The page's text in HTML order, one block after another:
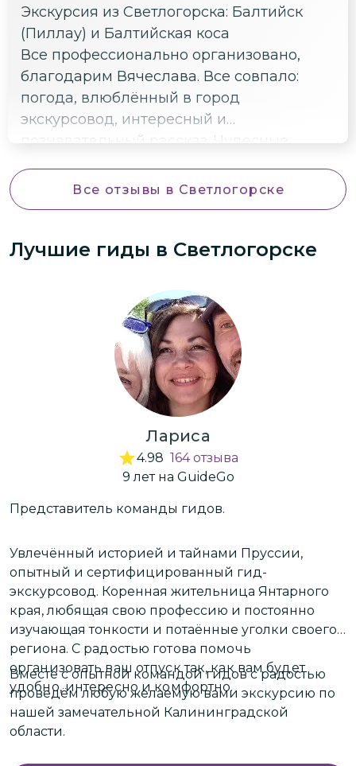
Экскурсия из Светлогорска: Балтийск
(Пиллау) и Балтийская коса
Все профессионально организовано,
благодарим Вячеслава. Все совпало:
погода, влюблённый в город
экскурсовод, интересный и
познавательный рассказ. Чудесные
Все отзывы в Светлогорске
Лучшие гиды в Светлогорске
Лариса
4.98 164 отзыва
9 летна GuideGo
Представитель команды гидов.
Увлечённый историей и тайнами Пруссии,
опытный и сертифицированный гид-
экскурсовод. Коренная жительница Янтарного
края, любящая свою профессию и постоянно
изучающая тонкости и потаённые уголки своего
региона. С радостью готова помочь
организовать ваш отпуск так, как вам будет
удобно, интересно и комфортно.
Вместе с опытной командой гидов с радостью
проведём любую желаемую вами экскурсию по
нашей замечательной Калининградской
области.